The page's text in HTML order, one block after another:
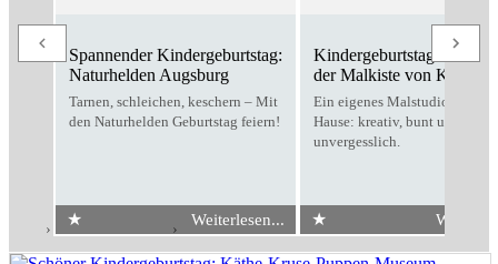
Spannender Kindergeburtstag:
Naturhelden Augsburg
Tarnen, schleichen, keschern – Mit
den Naturhelden Geburtstag feiern!
★ Weiterlesen...
Kindergeburtstag
der Malkiste von Kreativo
Ein eigenes Malstudio für zu
Hause: kreativ, bunt und
unvergesslich.
★
› Kindergeburtstag › Käthe-Kruse-Puppen-Museum Donauwörth